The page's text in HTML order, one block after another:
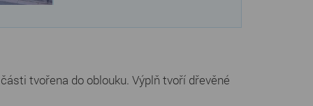
tvořena do oblouku. Výplň tvoří dřevěné